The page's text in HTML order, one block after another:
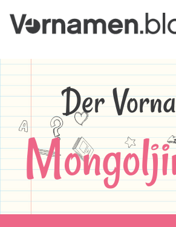
Der